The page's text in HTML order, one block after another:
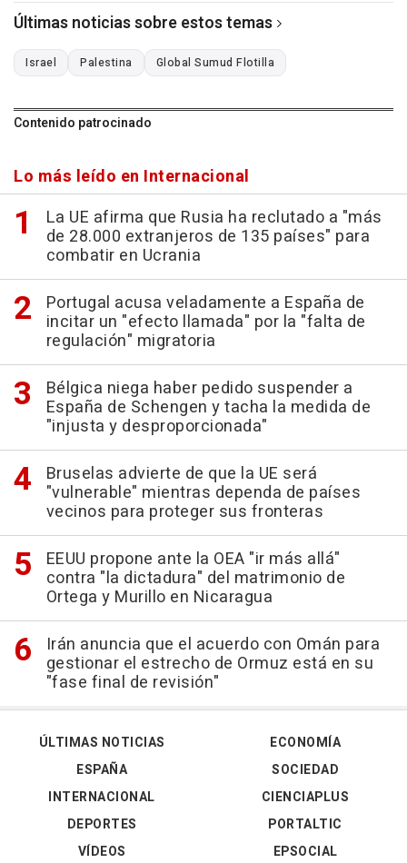
Últimas noticias sobre estos temas
Israel Palestina Global Sumud Flotilla
Contenido patrocinado
Lo más leído en Internacional
La UE afirma que Rusia ha reclutado a "más
de 28.000 extranjeros de 135 países" para
combatir en Ucrania
Portugal acusa veladamente a España de
incitar un "efecto llamada" por la "falta de
regulación" migratoria
Bélgica niega haber pedido suspender a
España de Schengen y tacha la medida de
"injusta y desproporcionada"
Bruselas advierte de que la UE será
"vulnerable" mientras dependa de países
vecinos para proteger sus fronteras
EEUU propone ante la OEA "ir más allá"
contra "la dictadura" del matrimonio de
Ortega y Murillo en Nicaragua
Irán anuncia que el acuerdo con Omán para
gestionar el estrecho de Ormuz está en su
"fase final de revisión"
ÚLTIMAS NOTICIAS
ESPAÑA
INTERNACIONAL
DEPORTES
VÍDEOS
ECONOMÍA
SOCIEDAD
CIENCIAPLUS
PORTALTIC
EPSOCIAL